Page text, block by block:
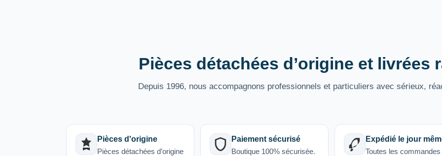
Pièces détachées d’origine et livrées
Depuis 1996, nous accompagnons professionnels et particuliers avec sérieux,
Pièces d'origine
Pièces détachées d’origine
Paiement sécurisé
Boutique 100% sécurisée.
Expédié le jour
Toutes les commandes